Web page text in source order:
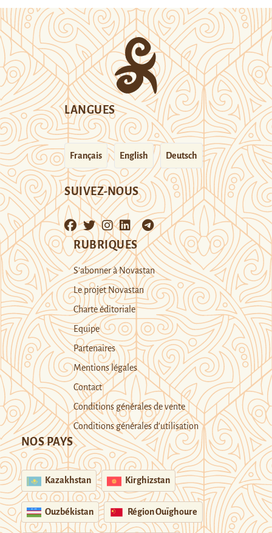
LANGUES
Français English Deutsch
SUIVEZ-NOUS
RUBRIQUES
S’abonner à Novastan
Le projet Novastan
Charte éditoriale
Equipe
Partenaires
Mentions légales
Contact
Conditions générales de vente
Conditions générales d’utilisation
NOS PAYS
Kazakhstan Kirghizstan
Ouzbékistan Région Ouïghoure